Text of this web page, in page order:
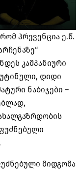
პრევენცია ე.წ.
კამპანიური
დიდი
ნაბიჯები –
მიდგომა